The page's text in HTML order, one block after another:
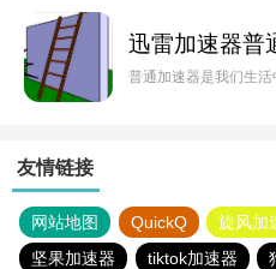
迅雷加速器普
普通加速器是我们生
友情链接
网站地图 QuickQ 旋风加
坚果加速器
tiktok加速器